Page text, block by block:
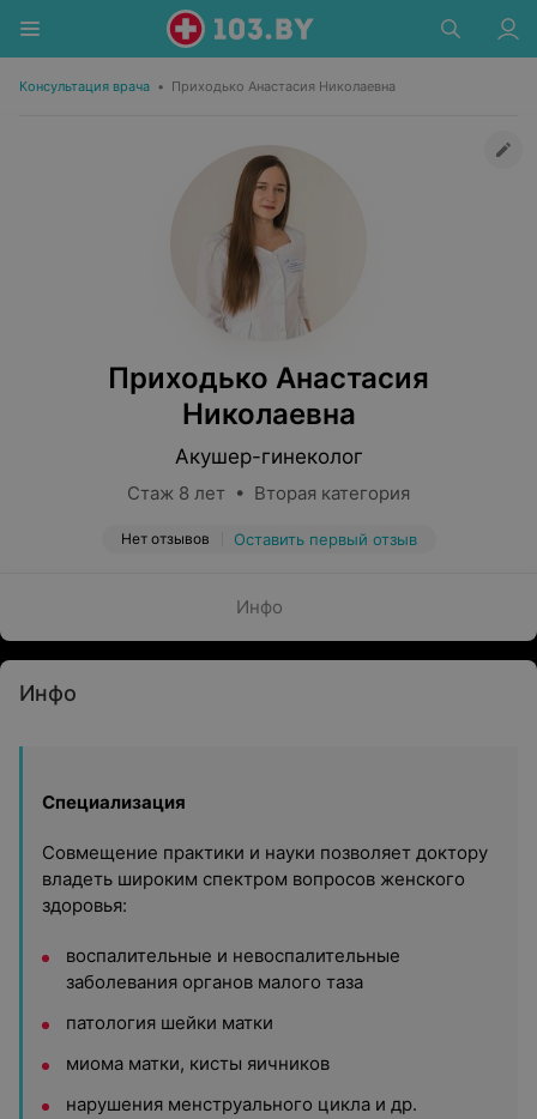
Консультация врача • Приходько Анастасия Николаевна
Приходько Анастасия
Николаевна
Акушер-гинеколог
Стаж 8 лет • Вторая категория
Нет отзывов Оставить первый отзыв
Инфо
Инфо
Специализация
Совмещение практики и науки позволяет доктору
владеть широким спектром вопросов женского
здоровья:
воспалительные и невоспалительные
заболевания органов малого таза
патология шейки матки
миома матки, кисты яичников
нарушения менструального цикла и др.